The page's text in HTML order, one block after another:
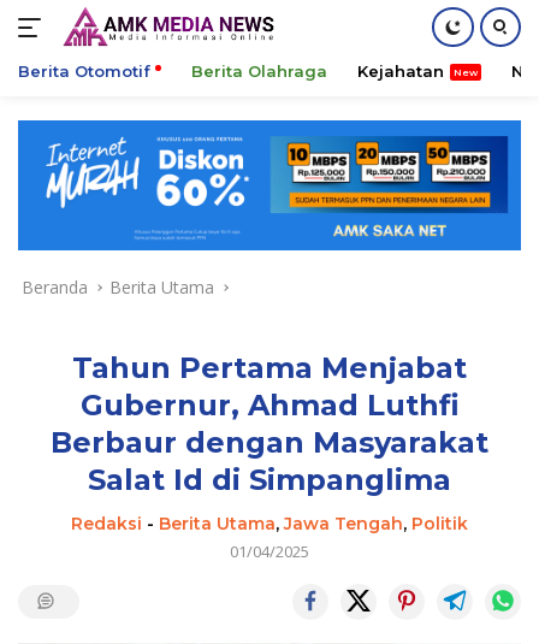
konten
Berita Otomotif Berita Olahraga Kejahatan
Beranda Berita Utama
Tahun Pertama Menjabat
Gubernur, Ahmad Luthfi
Berbaur dengan Masyarakat
Salat Id di Simpanglima
Redaksi - Berita Utama,Jawa Tengah, Politik
01/04/2025